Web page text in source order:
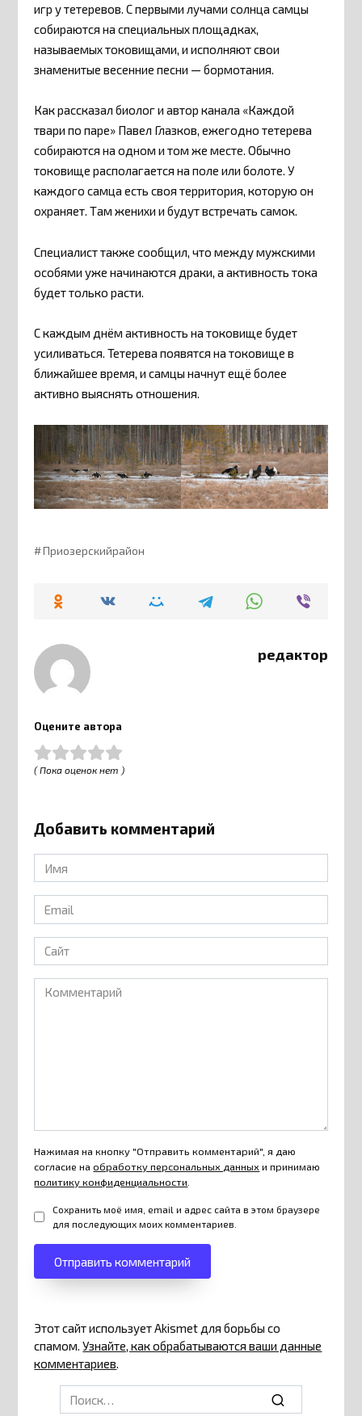
игр у тетеревов. С первыми лучами солнца самцы
собираются на специальных площадках,
называемых токовищами, и исполняют свои
знаменитые весенние песни — бормотания.
Как рассказал биолог и автор канала «Каждой
твари по паре» Павел Глазков, ежегодно тетерева
собираются на одном и том же месте. Обычно
токовище располагается на поле или болоте. У
каждого самца есть своя территория, которую он
охраняет. Там женихи и будут встречать самок.
Специалист также сообщил, что между мужскими
особями уже начинаются драки, а активность тока
будет только расти.
С каждым днём активность на токовище будет
усиливаться. Тетерева появятся на токовище в
ближайшее время, и самцы начнут ещё более
активно выяснять отношения.
Приозерскийрайон
редактор
Оцените автора
( Пока оценок нет )
Добавить комментарий
Имя
*
Email
*
Сайт
Комментарий
Нажимая на кнопку "Отправить комментарий", я даю
согласие наобработку персональных данных и принимаю
политику конфиденциальности
Сохранить моё имя, email и адрес сайта в этом браузере
для последующих моих комментариев.
Этот сайт использует Akismet для борьбы со
спамом.Узнайте, как обрабатываются ваши данные
комментариев.
Search
for: